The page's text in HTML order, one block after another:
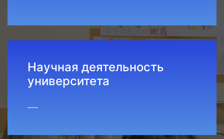
Научная деятельность
университета